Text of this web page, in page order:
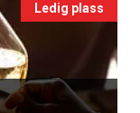
Ledig plass